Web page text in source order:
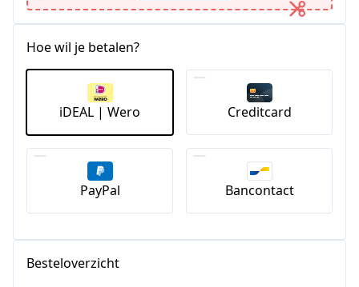
Hoe wil je betalen?
iDEAL | Wero Creditcard
PayPal Bancontact
Besteloverzicht